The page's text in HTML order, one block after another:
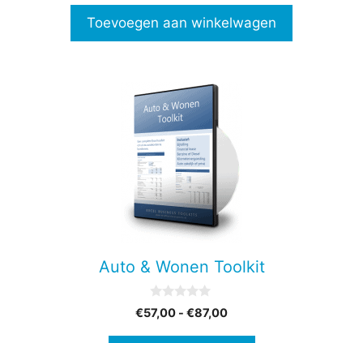
5
Toevoegen aan winkelwagen
Auto & Wonen Toolkit
0
v
€57,00 - €87,00Prijsklasse:
productpagina